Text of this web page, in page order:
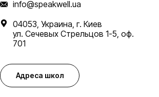
info@speakwell.ua
04053, Украина, г. Киев
ул. Сечевых Стрельцов 1-5, оф.
701
Адреса школ